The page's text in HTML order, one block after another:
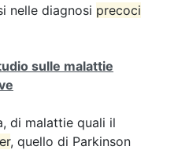
nelle diagnosi precoci
sulle malattie
di malattie quali il
, quello di Parkinson